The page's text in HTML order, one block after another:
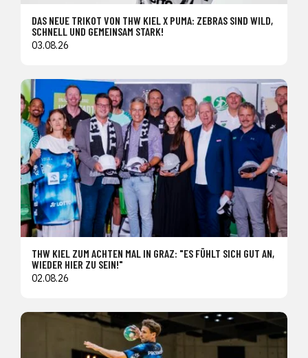
DAS NEUE TRIKOT VON THW KIEL X PUMA: ZEBRAS SIND WILD,
SCHNELL UND GEMEINSAM STARK!
03.08.26
THW KIEL ZUM ACHTEN MAL IN GRAZ: "ES FÜHLT SICH GUT AN,
WIEDER HIER ZU SEIN!"
02.08.26